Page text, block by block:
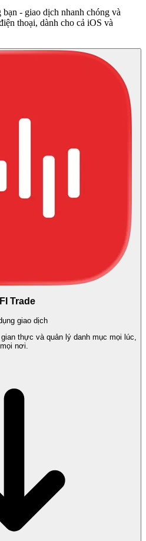
- giao dịch nhanh chóng và
thoại, dành cho cả iOS và
Trade
giao dịch
thực và quản lý danh mục mọi lúc,
mọi nơi.